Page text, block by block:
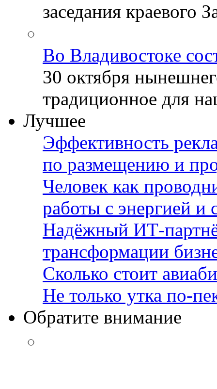
заседания краевого
Во Владивостоке
30 октября
традиционное для
Лучшее
Эффективность
по размещению и
Человек как
работы с энергией и
Надёжный ИТ-
трансформации
Сколько стоит
Не только утка по-
Обратите внимание